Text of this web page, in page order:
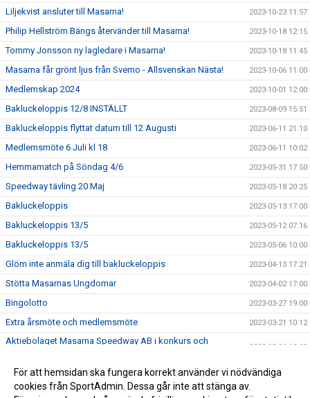
Liljekvist ansluter till Masarna! 2023-10-23 11:57
Philip Hellström Bängs återvänder till Masarna! 2023-10-18 12:15
Tommy Jonsson ny lagledare i Masarna! 2023-10-18 11:45
Masarna får grönt ljus från Svemo - Allsvenskan Nästa! 2023-10-06 11:00
Medlemskap 2024 2023-10-01 12:00
Bakluckeloppis 12/8 INSTÄLLT 2023-08-09 15:51
Bakluckeloppis flyttat datum till 12 Augusti 2023-06-11 21:10
Medlemsmöte 6 Juli kl 18 2023-06-11 10:02
Hemmamatch på Söndag 4/6 2023-05-31 17:50
Speedway tävling 20 Maj 2023-05-18 20:25
Bakluckeloppis 2023-05-13 17:00
Bakluckeloppis 13/5 2023-05-12 07:16
Bakluckeloppis 13/5 2023-05-06 10:00
Glöm inte anmäla dig till bakluckeloppis 2023-04-13 17:21
Stötta Masarnas Ungdomar 2023-04-02 17:00
Bingolotto 2023-03-27 19:00
Extra årsmöte och medlemsmöte 2023-03-21 10:12
Aktiebolaget Masarna Speedway AB i konkurs och
2023-03-06 13:03
Medlemmar kallas till extra årsmöte 2023-03-03 13:00
Ny styrelse i Masarna 2023-03-02 10:50
För att hemsidan ska fungera korrekt använder vi nödvändiga
cookies från SportAdmin. Dessa går inte att stänga av.